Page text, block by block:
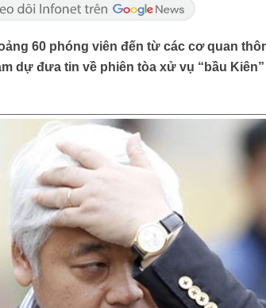
60 phóng viên đến từ các cơ quan
dự đưa tin về phiên tòa xử vụ “bầu